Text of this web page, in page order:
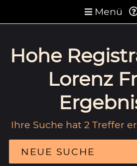
Menü
Hohe
Lorenz
Ihre Suche hat 2 Treffer
NEUE SUCHE